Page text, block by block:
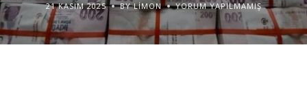
21 KASIM 2025 BY LIMON YORUM YAPILMAMIŞ